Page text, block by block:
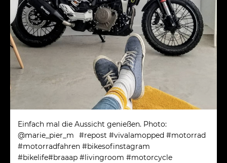
Einfach mal die Aussicht genießen. Photo:
@marie_pier_m⠀#repost #vivalamopped #motorrad
#motorradfahren #bikesofinstagram
#bikelife#braaap #livingroom #motorcycle